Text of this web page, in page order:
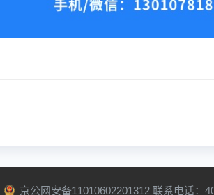
京公网安备11010602201312 联系电话：